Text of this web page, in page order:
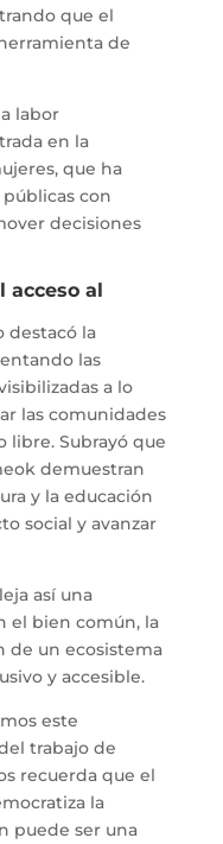
que el
de
labor
en la
que ha
con
decisiones
acceso al
destacó la
las
a lo
las comunidades
Subrayó que
demuestran
y la educación
social y avanzar
así una
el bien común, la
de un ecosistema
y accesible.
este
trabajo de
recuerda que el
la
puede ser una